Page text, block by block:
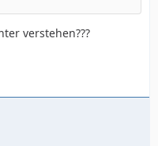
verstehen???